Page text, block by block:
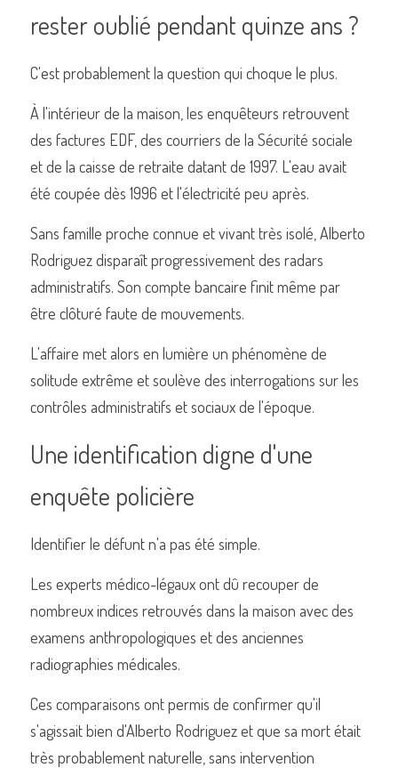
rester oublié pendant quinze ans ?
C'est probablement la question qui choque le plus.
À l'intérieur de la maison, les enquêteurs retrouvent
des factures EDF, des courriers de la Sécurité sociale
et de la caisse de retraite datant de 1997. L'eau avait
été coupée dès 1996 et l'électricité peu après.
Sans famille proche connue et vivant très isolé, Alberto
Rodriguez disparaît progressivement des radars
administratifs. Son compte bancaire finit même par
être clôturé faute de mouvements.
L'affaire met alors en lumière un phénomène de
solitude extrême et soulève des interrogations sur les
contrôles administratifs et sociaux de l'époque.
Une identification digne d'une
enquête policière
Identifier le défunt n'a pas été simple.
Les experts médico-légaux ont dû recouper de
nombreux indices retrouvés dans la maison avec des
examens anthropologiques et des anciennes
radiographies médicales.
Ces comparaisons ont permis de confirmer qu'il
s'agissait bien d'Alberto Rodriguez et que sa mort était
très probablement naturelle, sans intervention